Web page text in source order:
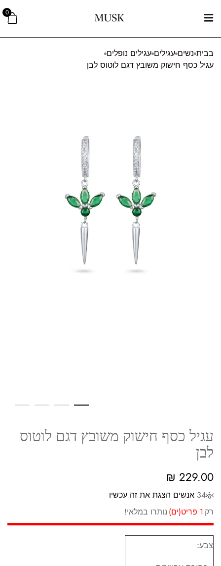
0
בבית נשים עגילים עגילים נופלים
עגיל כסף חישוק משובץ דגם לוטוס לבן
עגיל כסף חישוק משובץ דגם לוטוס
לבן
229.00
₪
34 אנשים הצגת את זה עכשיו
רק 1 פריט(ים) נותרו במלאי!
צבע